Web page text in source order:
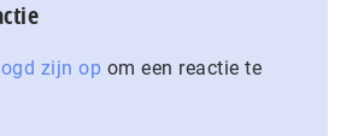
zijn op om een reactie te